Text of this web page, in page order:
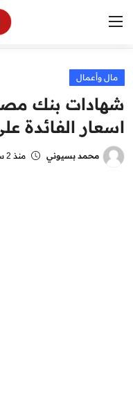
الرئيسية
اخبار مصر
العالم
مال وأعمال
اسعار الفائدة
محمد بسيوني منذ 2 سنين